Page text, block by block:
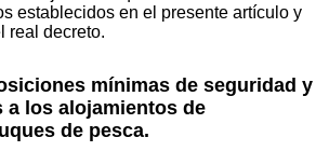
establecidos en el presente artículo y
real decreto.
mínimas de seguridad y
a los alojamientos de
de pesca.